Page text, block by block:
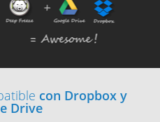
con Dropbox y
Drive